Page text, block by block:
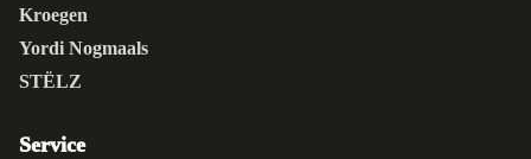
Kroegen
Yordi Nogmaals
STËLZ
Service